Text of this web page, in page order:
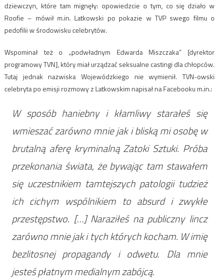
dziewczyn, które tam mignęły: opowiedzcie o tym, co się działo w
Roofie – mówił m.in. Latkowski po pokazie w TVP swego filmu o
pedofilii w środowisku celebrytów.
Wspominał też o „podwładnym Edwarda Miszczaka” [dyrektor
programowy TVN], który miał urządzać seksualne castingi dla chłopców.
Tutaj jednak nazwiska Wojewódzkiego nie wymienił. TVN-owski
celebryta po emisji rozmowy z Latkowskim napisał na Facebooku m.in.:
W sposób haniebny i kłamliwy starałeś się
wmieszać zarówno mnie jak i bliską mi osobę w
brutalną aferę kryminalną Zatoki Sztuki. Próba
przekonania świata, że bywając tam stawałem
się uczestnikiem tamtejszych patologii tudzież
ich cichym wspólnikiem to absurd i zwykłe
przestępstwo. […] Naraziłeś na publiczny lincz
zarówno mnie jak i tych których kocham. W imię
bezlitosnej propagandy i odwetu. Dla mnie
jesteś płatnym medialnym zabójcą.